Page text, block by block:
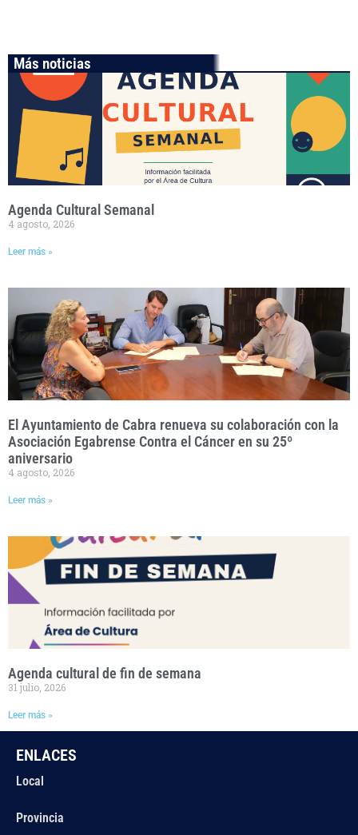
Más noticias
Agenda Cultural Semanal
4 agosto, 2026
Leer más »
El Ayuntamiento de Cabra renueva su colaboración con la
Asociación Egabrense Contra el Cáncer en su 25º
aniversario
4 agosto, 2026
Leer más »
Agenda cultural de fin de semana
31 julio, 2026
Leer más »
ENLACES
Local
Provincia